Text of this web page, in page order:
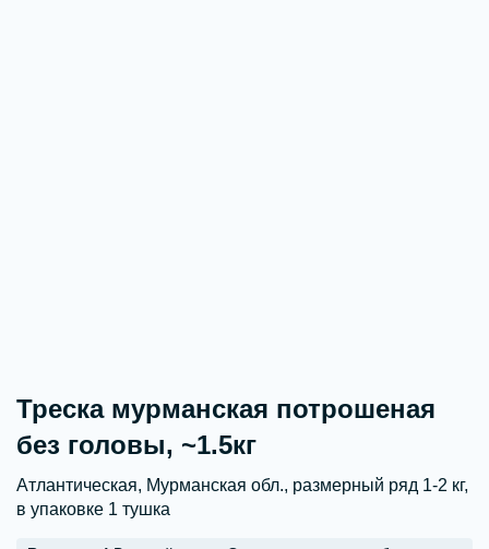
Треска мурманская потрошеная
без головы, ~1.5кг
Атлантическая, Мурманская обл., размерный ряд 1-2 кг,
в упаковке 1 тушка